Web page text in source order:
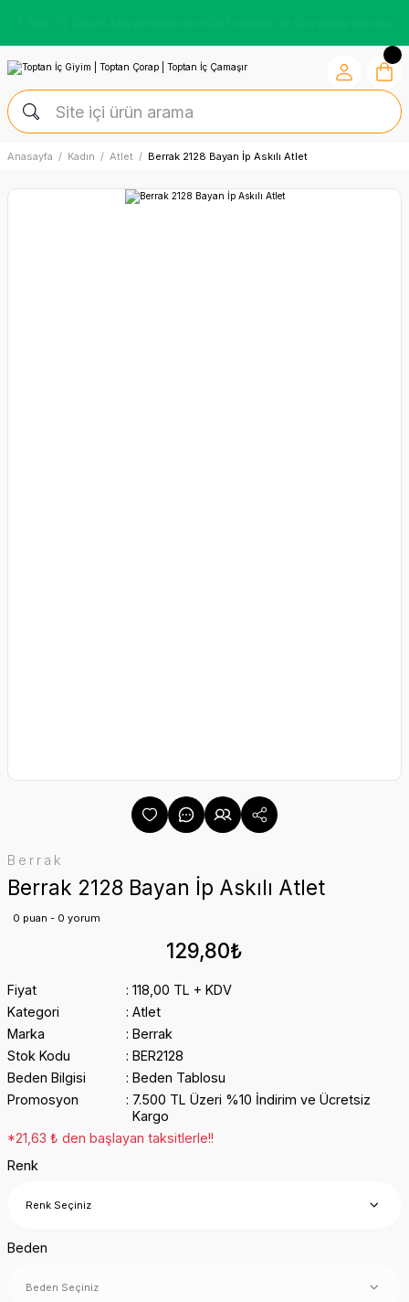
Anasayfa Kadın Atlet Berrak 2128 Bayan İp Askılı Atlet
Berrak
Berrak 2128 Bayan İp Askılı Atlet
0 puan - 0 yorum
129,80₺
Fiyat
118,00 TL + KDV
Kategori
Atlet
Marka
Berrak
Stok Kodu
BER2128
Beden Bilgisi
Beden Tablosu
Promosyon
7.500 TL Üzeri %10 İndirim ve Ücretsiz
Kargo
*21,63 ₺ den başlayan taksitlerle!!
Renk
Beden